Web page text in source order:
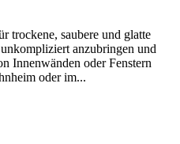
trockene, saubere und glatte
anzubringen und
Innenwänden oder Fenstern
oder im...